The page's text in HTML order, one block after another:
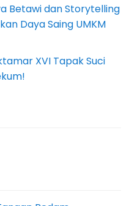
Betawi dan Storytelling
Daya Saing UMKM
XVI Tapak Suci